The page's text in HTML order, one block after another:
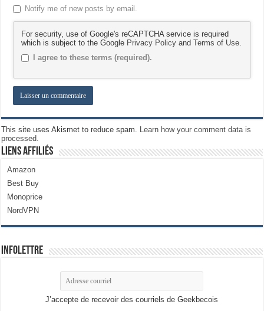
Notify me of new posts by email.
For security, use of Google's reCAPTCHA service is required
which is subject to the Google Privacy Policy andTerms of Use
I agree to these terms (required).
This site uses Akismet to reduce spam.
Learn how your comment data is
processed.
Liens Affiliés
Amazon
Best Buy
Monoprice
NordVPN
Infolettre
J’accepte de recevoir des courriels de Geekbecois